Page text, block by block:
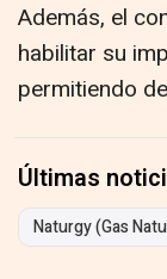
Además, el
habilitar su
permitiendo
Últimas
Naturgy (Gas